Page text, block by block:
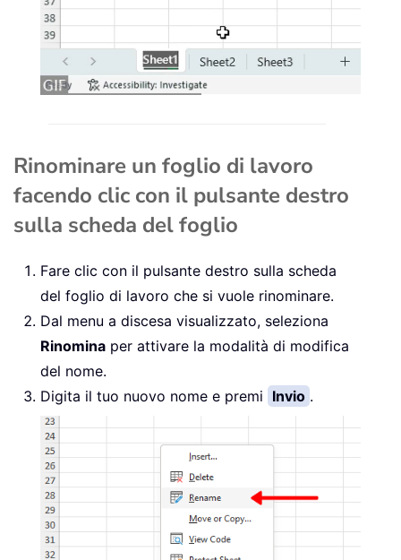
Rinominare un foglio di lavoro
facendo clic con il pulsante destro
sulla scheda del foglio
Fare clic con il pulsante destro sulla scheda
del foglio di lavoro che si vuole rinominare.
Dal menu a discesa visualizzato, seleziona
Rinomina per attivare la modalità di modifica
del nome.
Digita il tuo nuovo nome e premi Invio .